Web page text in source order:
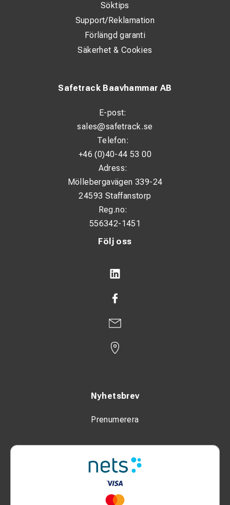
Följ oss
Nyhetsbrev
Prenumerera
Safetrack Baavhammar AB
E-post:
sales@safetrack.se
Telefon:
+46 (0)40-44 53 00
Adress:
Möllebergavägen 339-24
24593 Staffanstorp
Reg.no:
556342-1451
Söktips
Support/Reklamation
Förlängd garanti
Säkerhet & Cookies